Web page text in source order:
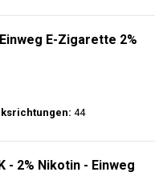
E-Zigarette 2%
44
- 2% Nikotin - Einweg